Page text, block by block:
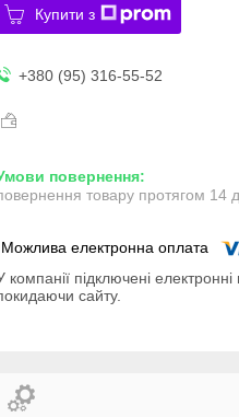
Купити з
+380 (95) 316-55-52
товару протягом 14
компанії підключені
сайту.